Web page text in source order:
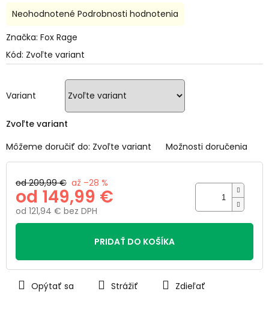
Kód: Zvoľte variant
Variant
Zvoľte variant
Môžeme doručiť do: Zvoľte variant Možnosti doručenia
od 209,99 € až –28 %
od 149,99 €
od 121,94 € bez DPH
Jednotková
PRIDAŤ DO KOŠÍKA
Opýtať sa Strážiť Zdieľať
Priemerné
produktu
0,0
hviezdičiek.
Neohodnotené Podrobnosti hodnotenia
Značka: Fox Rage